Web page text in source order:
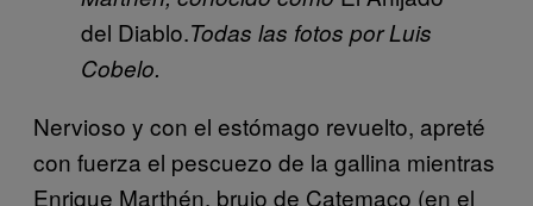
del Diablo.Todas las fotos por Luis
Cobelo.
Nervioso y con el estómago revuelto, apreté
con fuerza el pescuezo de la gallina mientras
Enrique Marthén, brujo de Catemaco (en el